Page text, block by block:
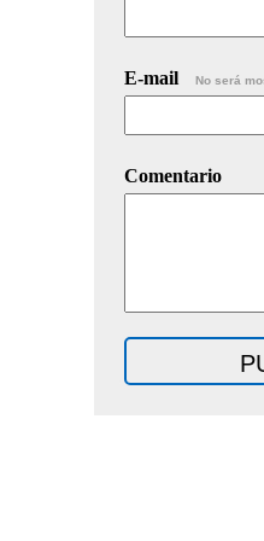
E-mail No será
Comentario